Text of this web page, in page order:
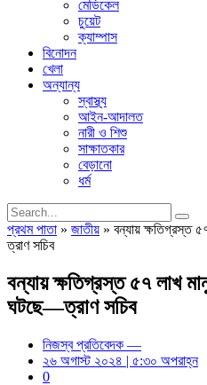
মেডিকেল
চুয়েট
ক্যাম্পাস
বিনোদন
খেলা
অন্যান্য
স্বাস্থ্য
আইন-আদালত
নারী ও শিশু
সাক্ষাতকার
বেড়ানো
ধর্ম
প্রথম পাতা » জাতীয় » বন্যায় ক্ষতিগ্রস্ত
ত্রাণ সচিব
বন্যায় ক্ষতিগ্রস্ত ৫৭ লাখ
ঘটছে—ত্রাণ সচিব
নিজস্ব প্রতিবেদক —
২৬ অগাস্ট ২০২৪ | ৫:৩০ অপরাহ্ন
0